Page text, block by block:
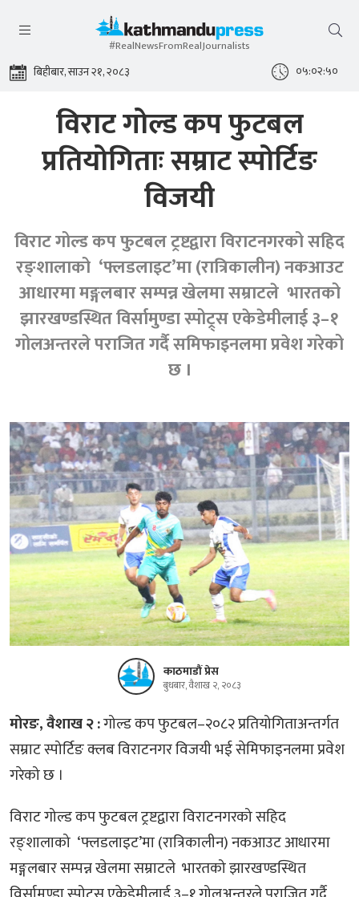
#RealNewsFromRealJournalists
बिहीबार, साउन २१, २०८३ ०५:०२:५१
विराट गोल्ड कप फुटबल
प्रतियोगिताः सम्राट स्पोर्टिङ
विजयी
विराट गोल्ड कप फुटबल ट्रष्टद्वारा विराटनगरको सहिद
रङ्शालाको ‘फ्लडलाइट’मा (रात्रिकालीन) नकआउट
आधारमा मङ्गलबार सम्पन्न खेलमा सम्राटले भारतको
झारखण्डस्थित विर्सामुण्डा स्पोट्र्स एकेडेमीलाई ३–१
गोलअन्तरले पराजित गर्दै समिफाइनलमा प्रवेश गरेको
छ ।
काठमाडौं प्रेस
बुधबार, वैशाख २, २०८३
मोरङ, वैशाख २ :गोल्ड कप फुटबल–२०८२ प्रतियोगिताअन्तर्गत
सम्राट स्पोर्टिङ क्लब विराटनगर विजयी भई सेमिफाइनलमा प्रवेश
गरेको छ ।
विराट गोल्ड कप फुटबल ट्रष्टद्वारा विराटनगरको सहिद
रङ्शालाको ‘फ्लडलाइट’मा (रात्रिकालीन) नकआउट आधारमा
मङ्गलबार सम्पन्न खेलमा सम्राटले भारतको झारखण्डस्थित